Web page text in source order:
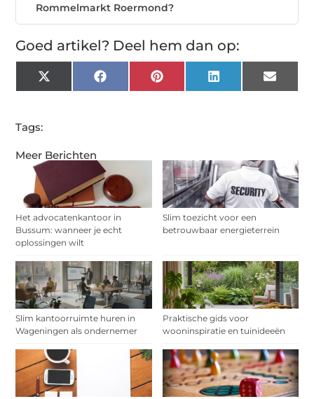
Meer Berichten
Het advocatenkantoor in
Bussum: wanneer je echt
oplossingen wilt
Slim toezicht voor een
betrouwbaar energieterrein
Slim kantoorruimte huren in
Wageningen als ondernemer
Praktische gids voor
wooninspiratie en tuinideeën
Rommelmarkt Roermond?
Goed artikel? Deel hem dan op:
X
(Twitter)
Facebook Pinterest LinkedIn Email
Tags: